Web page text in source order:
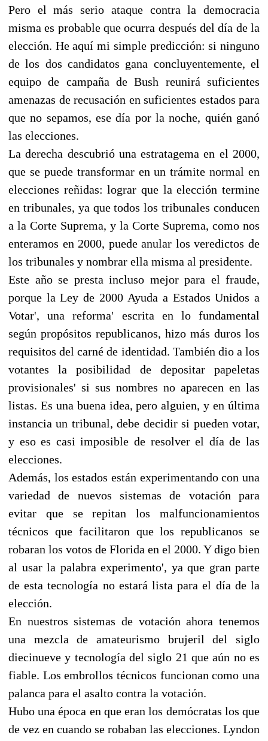
Pero el más serio ataque contra la democracia
misma es probable que ocurra después del día de la
elección. He aquí mi simple predicción: si ninguno
de los dos candidatos gana concluyentemente, el
equipo de campaña de Bush reunirá suficientes
amenazas de recusación en suficientes estados para
que no sepamos, ese día por la noche, quién ganó
las elecciones.
La derecha descubrió una estratagema en el 2000,
que se puede transformar en un trámite normal en
elecciones reñidas: lograr que la elección termine
en tribunales, ya que todos los tribunales conducen
a la Corte Suprema, y la Corte Suprema, como nos
enteramos en 2000, puede anular los veredictos de
los tribunales y nombrar ella misma al presidente.
Este año se presta incluso mejor para el fraude,
porque la Ley de 2000 Ayuda a Estados Unidos a
Votar', una reforma' escrita en lo fundamental
según propósitos republicanos, hizo más duros los
requisitos del carné de identidad. También dio a los
votantes la posibilidad de depositar papeletas
provisionales' si sus nombres no aparecen en las
listas. Es una buena idea, pero alguien, y en última
instancia un tribunal, debe decidir si pueden votar,
y eso es casi imposible de resolver el día de las
elecciones.
Además, los estados están experimentando con una
variedad de nuevos sistemas de votación para
evitar que se repitan los malfuncionamientos
técnicos que facilitaron que los republicanos se
robaran los votos de Florida en el 2000. Y digo bien
al usar la palabra experimento', ya que gran parte
de esta tecnología no estará lista para el día de la
elección.
En nuestros sistemas de votación ahora tenemos
una mezcla de amateurismo brujeril del siglo
diecinueve y tecnología del siglo 21 que aún no es
fiable. Los embrollos técnicos funcionan como una
palanca para el asalto contra la votación.
Hubo una época en que eran los demócratas los que
de vez en cuando se robaban las elecciones. Lyndon